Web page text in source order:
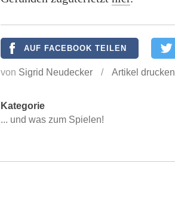
AUF FACEBOOK TEILEN
von Sigrid Neudecker / Artikel drucken
Kategorie
... und was zum Spielen!